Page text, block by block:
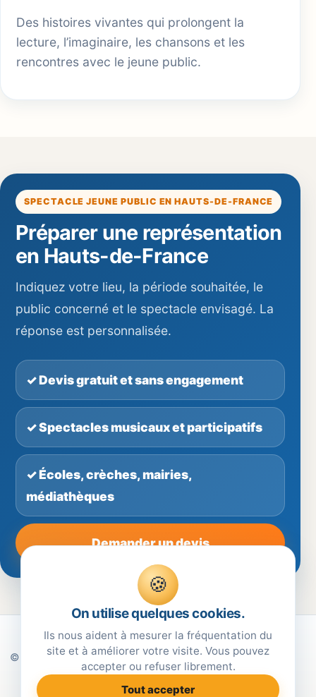
Des histoires vivantes qui prolongent la
lecture, l’imaginaire, les chansons et les
rencontres avec le jeune public.
SPECTACLE JEUNE PUBLIC EN HAUTS-DE-FRANCE
Préparer une représentation
en Hauts-de-France
Indiquez votre lieu, la période souhaitée, le
public concerné et le spectacle envisagé. La
réponse est personnalisée.
✓ Devis gratuit et sans engagement
✓ Spectacles musicaux et participatifs
✓ Écoles, crèches, mairies,
médiathèques
Demander un devis
© Annguéléïa Spectacles — Spectacles jeune public pour
écoles, crèches, mairies et collectivités.
🍪
On utilise quelques cookies.
Ils nous aident à mesurer la fréquentation du
site et à améliorer votre visite. Vous pouvez
accepter ou refuser librement.
Tout accepter